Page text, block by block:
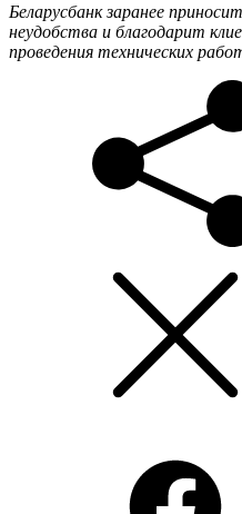
Беларусбанк заранее
неудобства и благодарит
проведения технических